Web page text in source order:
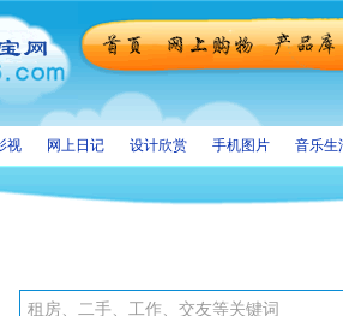
视 网上日记 设计欣赏 手机图片 音乐生